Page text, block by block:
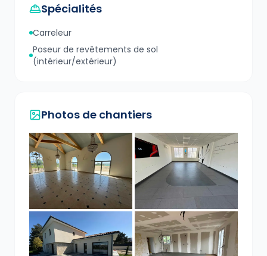
Spécialités
Carreleur
Poseur de revêtements de sol
(intérieur/extérieur)
Photos de chantiers